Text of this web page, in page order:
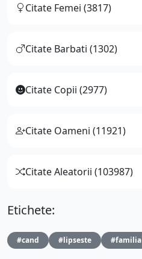
Citate Femei (3817)
Citate Barbati (1302)
Citate Copii (2977)
Citate Oameni (11921)
Citate Aleatorii (103987)
Etichete:
#cand #lipseste #familia